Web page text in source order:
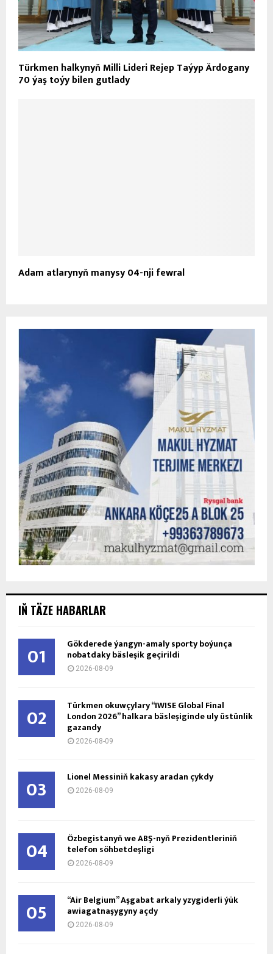
Türkmen halkynyň Milli Lideri Rejep Taýyp Ärdogany
70 ýaş toýy bilen gutlady
Adam atlarynyň manysy 04-nji fewral
IŇ TÄZE HABARLAR
01 Gökderede ýangyn-amaly sporty boýunça
nobatdaky bäsleşik geçirildi
2026-08-09
02 Türkmen okuwçylary “IWISE Global Final
London 2026” halkara bäsleşiginde uly üstünlik
gazandy
2026-08-09
03 Lionel Messiniň kakasy aradan çykdy
2026-08-09
04 Özbegistanyň we ABŞ-nyň Prezidentleriniň
telefon söhbetdeşligi
2026-08-09
05 “Air Belgium” Aşgabat arkaly yzygiderli ýük
awiagatnaşygyny açdy
2026-08-09